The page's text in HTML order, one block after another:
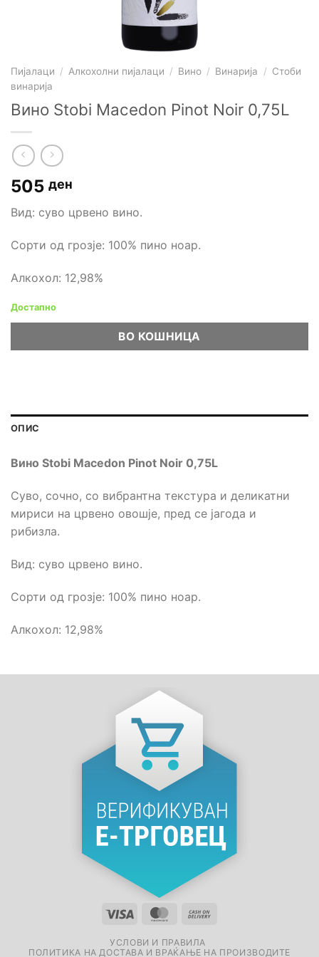
Пијалаци / Алкохолни пијалаци / Вино / Винарија / Стоби
винарија
Вино Stobi Macedon Pinot Noir 0,75L
505 ден
Вид: суво црвено вино.
Сорти од грозје: 100% пино ноар.
Алкохол: 12,98%
Достапно
ВО КОШНИЦА
ОПИС
Вино Stobi Macedon Pinot Noir 0,75L
Суво, сочно, со вибрантна текстура и деликатни
мириси на црвено овошје, пред се јагода и
рибизла.
Вид: суво црвено вино.
Сорти од грозје: 100% пино ноар.
Алкохол: 12,98%
УСЛОВИ И ПРАВИЛА
ПОЛИТИКА НА ДОСТАВА И ВРАЌАЊЕ НА ПРОИЗВОДИТЕ